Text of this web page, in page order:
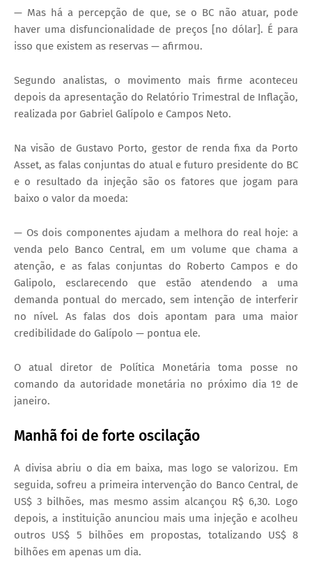
— Mas há a percepção de que, se o BC não atuar, pode
haver uma disfuncionalidade de preços [no dólar]. É para
isso que existem as reservas — afirmou.
Segundo analistas, o movimento mais firme aconteceu
depois da apresentação do Relatório Trimestral de Inflação,
realizada por Gabriel Galípolo e Campos Neto.
Na visão de Gustavo Porto, gestor de renda fixa da Porto
Asset, as falas conjuntas do atual e futuro presidente do BC
e o resultado da injeção são os fatores que jogam para
baixo o valor da moeda:
— Os dois componentes ajudam a melhora do real hoje: a
venda pelo Banco Central, em um volume que chama a
atenção, e as falas conjuntas do Roberto Campos e do
Galipolo, esclarecendo que estão atendendo a uma
demanda pontual do mercado, sem intenção de interferir
no nível. As falas dos dois apontam para uma maior
credibilidade do Galípolo — pontua ele.
O atual diretor de Política Monetária toma posse no
comando da autoridade monetária no próximo dia 1º de
janeiro.
Manhã foi de forte oscilação
A divisa abriu o dia em baixa, mas logo se valorizou. Em
seguida, sofreu a primeira intervenção do Banco Central, de
US$ 3 bilhões, mas mesmo assim alcançou R$ 6,30. Logo
depois, a instituição anunciou mais uma injeção e acolheu
outros US$ 5 bilhões em propostas, totalizando US$ 8
bilhões em apenas um dia.